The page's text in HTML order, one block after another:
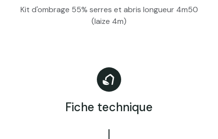
Kit d'ombrage 55% serres et abris longueur 4m50
(laize 4m)
Fiche technique